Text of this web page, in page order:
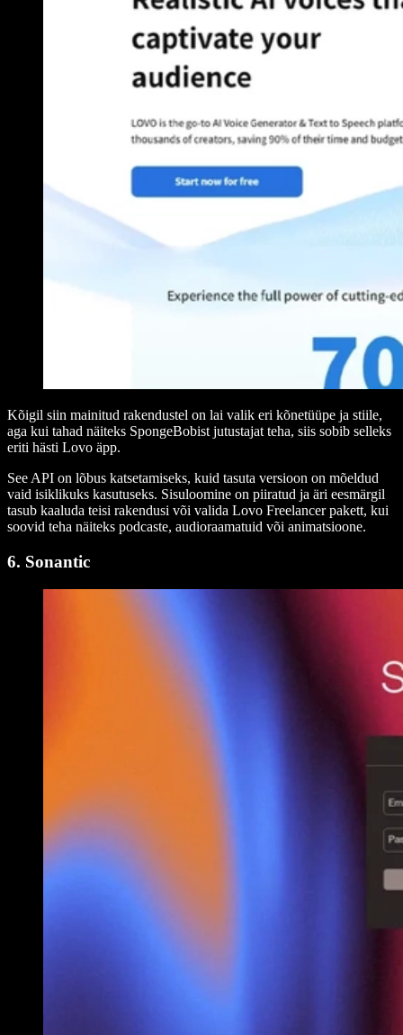
Kõigil siin mainitud rakendustel on lai valik eri kõnetüüpe ja stiile,
aga kui tahad näiteks SpongeBobist jutustajat teha, siis sobib selleks
eriti hästi Lovo äpp.
See API on lõbus katsetamiseks, kuid tasuta versioon on mõeldud
vaid isiklikuks kasutuseks. Sisuloomine on piiratud ja äri eesmärgil
tasub kaaluda teisi rakendusi või valida Lovo Freelancer pakett, kui
soovid teha näiteks podcaste, audioraamatuid või animatsioone.
6. Sonantic